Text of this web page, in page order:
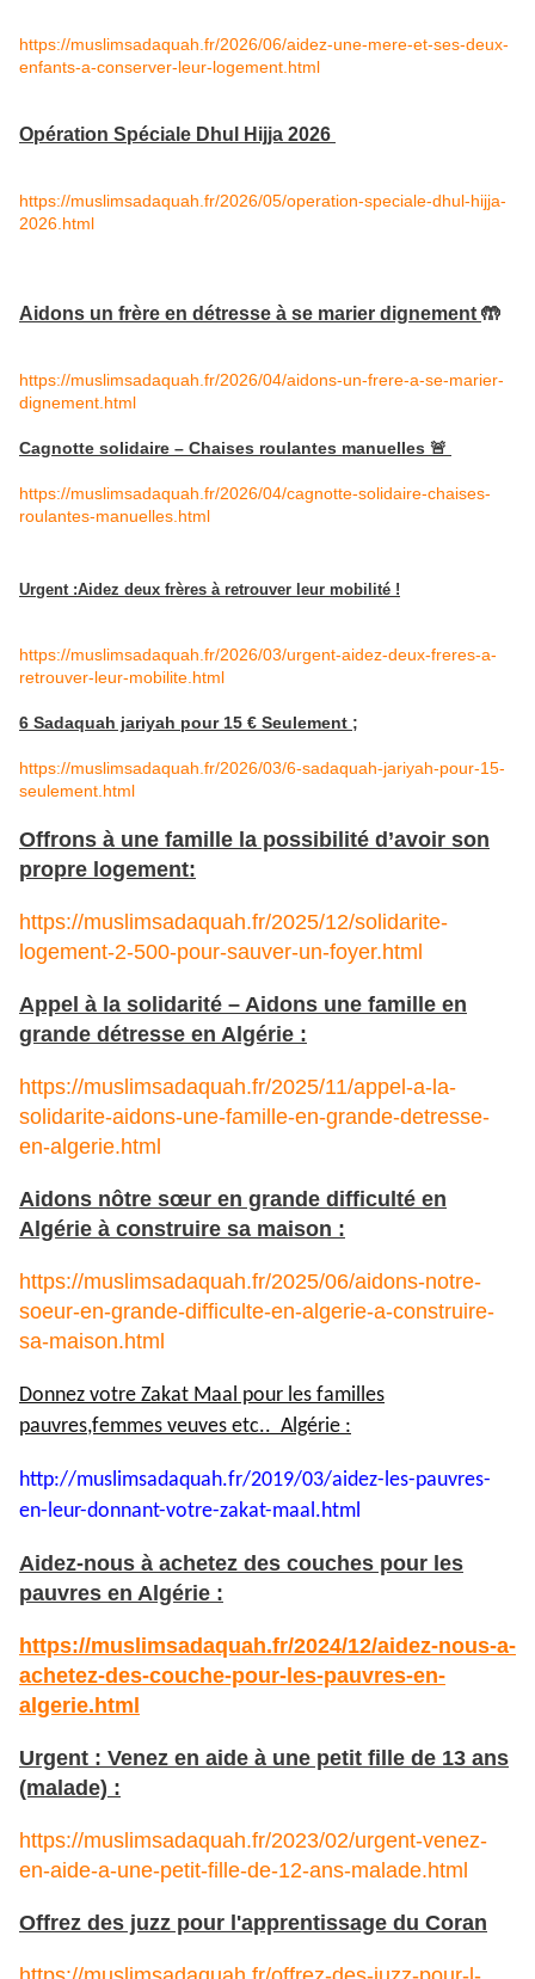
https://muslimsadaquah.fr/2026/06/aidez-une-mere-et-ses-deux-
enfants-a-conserver-leur-logement.html
Opération Spéciale Dhul Hijja 2026
https://muslimsadaquah.fr/2026/05/operation-speciale-dhul-hijja-
2026.html
Aidons un frère en détresse à se marier dignement 🤲
https://muslimsadaquah.fr/2026/04/aidons-un-frere-a-se-marier-
dignement.html
Cagnotte solidaire – Chaises roulantes manuelles 🚨
https://muslimsadaquah.fr/2026/04/cagnotte-solidaire-chaises-
roulantes-manuelles.html
Urgent :Aidez deux frères à retrouver leur mobilité !
https://muslimsadaquah.fr/2026/03/urgent-aidez-deux-freres-a-
retrouver-leur-mobilite.html
6 Sadaquah jariyah pour 15 € Seulement ;
https://muslimsadaquah.fr/2026/03/6-sadaquah-jariyah-pour-15-
seulement.html
Offrons à une famille la possibilité d’avoir son
propre logement:
https://muslimsadaquah.fr/2025/12/solidarite-
logement-2-500-pour-sauver-un-foyer.html
Appel à la solidarité – Aidons une famille en
grande détresse en Algérie :
https://muslimsadaquah.fr/2025/11/appel-a-la-
solidarite-aidons-une-famille-en-grande-detresse-
en-algerie.html
Aidons nôtre sœur en grande difficulté en
Algérie à construire sa maison :
https://muslimsadaquah.fr/2025/06/aidons-notre-
soeur-en-grande-difficulte-en-algerie-a-construire-
sa-maison.html
Donnez votre Zakat Maal pour les familles
pauvres,femmes veuves etc.. Algérie :
http://muslimsadaquah.fr/2019/03/aidez-les-pauvres-
en-leur-donnant-votre-zakat-maal.html
Aidez-nous à achetez des couches pour les
pauvres en Algérie :
https://muslimsadaquah.fr/2024/12/aidez-nous-a-
achetez-des-couche-pour-les-pauvres-en-
algerie.html
Urgent : Venez en aide à une petit fille de 13 ans
(malade) :
https://muslimsadaquah.fr/2023/02/urgent-venez-
en-aide-a-une-petit-fille-de-12-ans-malade.html
Offrez des juzz pour l'apprentissage du Coran